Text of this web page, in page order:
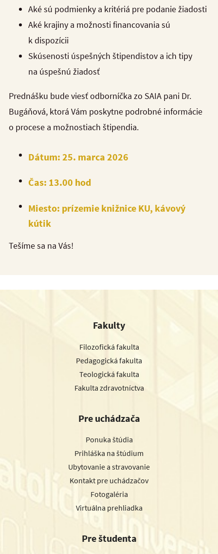
Aké sú podmienky a kritériá pre podanie žiadosti
Aké krajiny a možnosti financovania sú
k dispozícii
Skúsenosti úspešných štipendistov a ich tipy
na úspešnú žiadosť
Prednášku bude viesť odborníčka zo SAIA pani Dr.
Bugáňová, ktorá Vám poskytne podrobné informácie
o procese a možnostiach štipendia.
Dátum: 25. marca 2026
Čas: 13.00 hod
Miesto: prízemie knižnice KU, kávový
kútik
Tešíme sa na Vás!
Fakulty
Filozofická fakulta
Pedagogická fakulta
Teologická fakulta
Fakulta zdravotníctva
Pre uchádzača
Ponuka štúdia
Prihláška na štúdium
Ubytovanie a stravovanie
Kontakt pre uchádzačov
Fotogaléria
Virtuálna prehliadka
Pre študenta